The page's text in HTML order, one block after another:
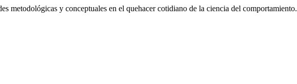
metodológicas y conceptuales en el quehacer cotidiano de la ciencia del comportamiento.